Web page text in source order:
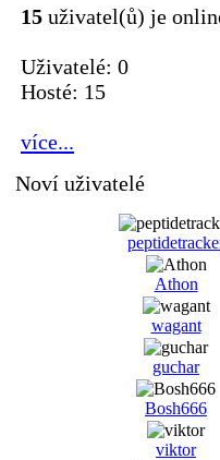
15 uživatel(ů) je
Uživatelé: 0
Hosté: 15
více...
Noví uživatelé
Athon
wagant
guchar
Bosh666
viktor